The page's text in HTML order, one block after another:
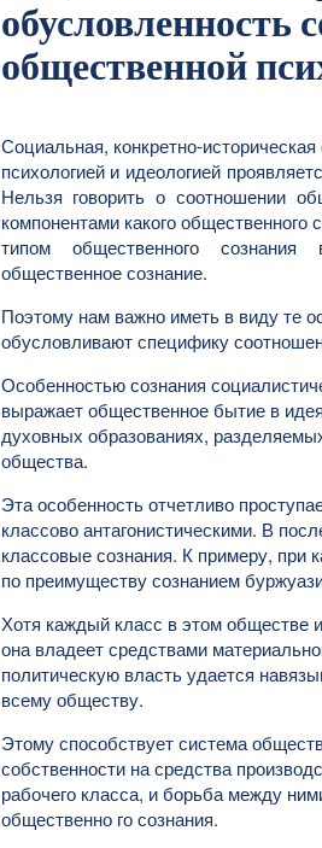
обусловленность
общественной
Социальная, конкретно-
психологией и идеологией
Нельзя говорить о соотношении
компонентами какого
типом общественного сознания
общественное сознание.
Поэтому нам важно иметь в виду те
обусловливают специфику
Особенностью сознания
выражает общественное бытие в
духовных образованиях,
общества.
Эта особенность отчетливо
классово антагонистическими. В
классовые сознания. К примеру, при
по преимуществу сознанием
Хотя каждый класс в этом обществе
она владеет средствами
политическую власть удается
всему обществу.
Этому способствует система
собственности на средства
рабочего класса, и борьба между
общественно го сознания.